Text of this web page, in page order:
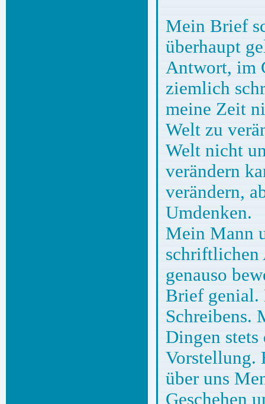
Mein Brief
überhaupt
Antwort, im
ziemlich
meine Zeit
Welt zu
Welt nicht
verändern
verändern,
Umdenken.
Mein Mann
schriftlichen
genauso
Brief genial.
Schreibens.
Dingen
Vorstellung.
über uns
Geschehen